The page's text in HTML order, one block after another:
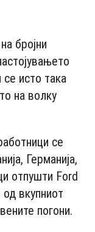
бројни
исто така
на волку
се
Германија,
отпушти Ford
вкупниот
погони.